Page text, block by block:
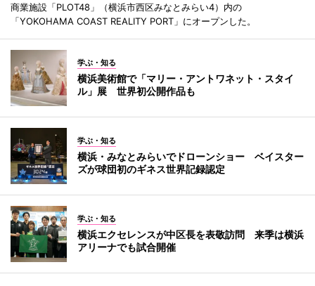
商業施設「PLOT48」（横浜市西区みなとみらい4）内の
「YOKOHAMA COAST REALITY PORT」にオープンした。
学ぶ・知る
横浜美術館で「マリー・アントワネット・スタイ
ル」展 世界初公開作品も
学ぶ・知る
横浜・みなとみらいでドローンショー ベイスター
ズが球団初のギネス世界記録認定
学ぶ・知る
横浜エクセレンスが中区長を表敬訪問 来季は横浜
アリーナでも試合開催